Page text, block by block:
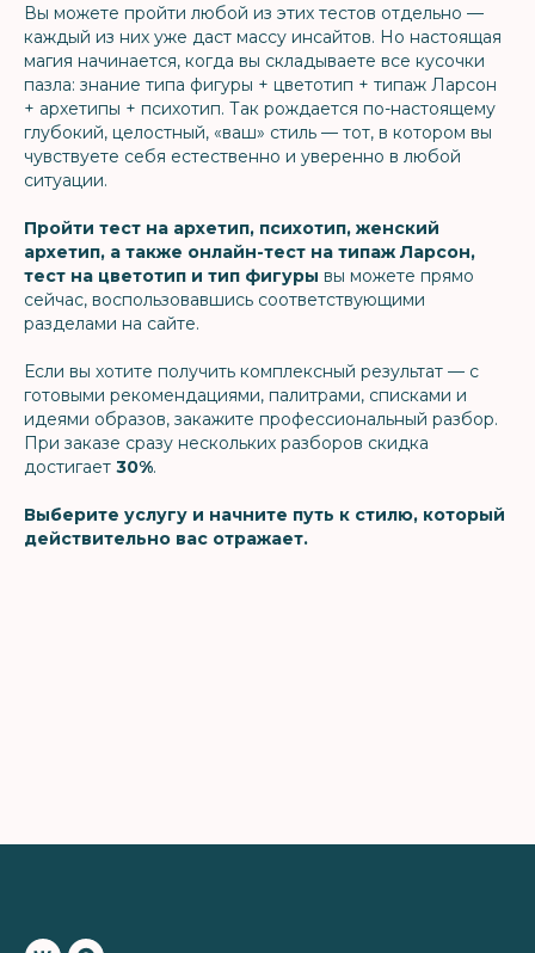
Вы можете пройти любой из этих тестов отдельно —
каждый из них уже даст массу инсайтов. Но настоящая
магия начинается, когда вы складываете все кусочки
пазла: знание типа фигуры + цветотип + типаж Ларсон
+ архетипы + психотип. Так рождается по-настоящему
глубокий, целостный, «ваш» стиль — тот, в котором вы
чувствуете себя естественно и уверенно в любой
ситуации.
Пройти тест на архетип, психотип, женский
архетип, а также онлайн-тест на типаж Ларсон,
тест на цветотип и тип фигуры вы можете прямо
сейчас, воспользовавшись соответствующими
разделами на сайте.
Если вы хотите получить комплексный результат — с
готовыми рекомендациями, палитрами, списками и
идеями образов, закажите профессиональный разбор.
При заказе сразу нескольких разборов скидка
достигает 30%.
Выберите услугу и начните путь к стилю, который
действительно вас отражает.